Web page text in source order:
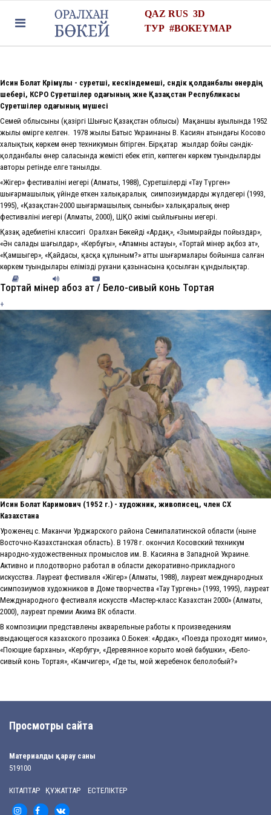
QAZ RUS 3D
ТУР #BOKEYMAP
Исин Болат Крімұлы - суретші, кескіндемеші, сәндік қолданбалы өнердің
шебері, КСРО Суретшілер одағының және Қазақстан Республикасы
Суретшілер одағының мүшесі
Семей облысының (қазіргі Шығыс Қазақстан облысы) Мақаншы ауылында 1952
жылы өмірге келген. 1978 жылы Батыс Украинаның В. Касиян атындағы Косово
халықтық көркем өнер техникумын бітірген. Бірқатар жылдар бойы сәндік-
қолданбалы өнер саласында жемісті еңбек етіп, көптеген көркем туындылардың
авторы ретінде елге танылды.
«Жiгер» фестивалінің иегері (Алматы, 1988), Суретшілердің «Тау Түрген»
шығармашылық үйінде өткен халықаралық симпозиумдардың жүлдегері (1993,
1995), «Қазақстан-2000 шығармашылық сыныбы» халықаралық өнер
фестивалінің иегері (Алматы, 2000), ШҚО әкімі сыйлығының иегері.
Қазақ әдебиетінің классигі Оралхан Бөкейдің «Ардақ», «Зымырайды пойыздар»,
«Ән салады шағылдар», «Кербұғы», «Апамның астауы», «Тортай мінер ақбоз ат»,
«Қамшыгер», «Қайдасың, қасқа құлыным?» атты шығармалары бойынша салған
көркем туындылары еліміздің рухани қазынасына қосылған құндылықтар.
Тортай мінер ақбоз ат / Бело-сивый конь Тортая
+
Исин Болат Каримович (1952 г.) - художник, живописец, член СХ
Казахстана
Уроженец с. Маканчи Урджарского района Семипалатинской области (ныне
Восточно-Казахстанская область). В 1978 г. окончил Косовский техникум
народно-художественных промыслов им. В. Касияна в Западной Украине.
Активно и плодотворно работал в области декоративно-прикладного
искусства. Лауреат фестиваля «Жiгер» (Алматы, 1988), лауреат международных
симпозиумов художников в Доме творчества «Тау Тургень» (1993, 1995), лауреат
Международного фестиваля искусств «Мастер-класс Казахстан 2000» (Алматы,
2000), лауреат премии Акима ВК области.
В композиции представлены акварельные работы к произведениям
выдающегося казахского прозаика О.Бокея: «Ардак», «Поезда проходят мимо»,
«Поющие барханы», «Кербугу», «Деревянное корыто моей бабушки», «Бело-
сивый конь Тортая», «Камчигер», «Где ты, мой жеребенок белолобый?»
Просмотры сайта
Материалды қарау саны
519100
КІТАПТАР ҚҰЖАТТАР ЕСТЕЛІКТЕР